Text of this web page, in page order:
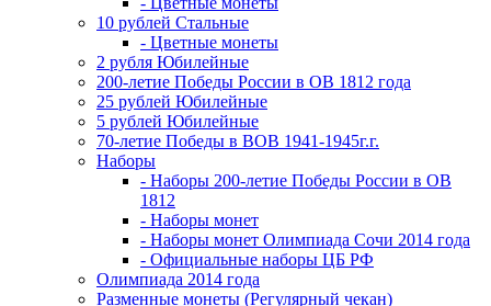
10 рублей Стальные
- Цветные монеты
2 рубля Юбилейные
200-летие Победы России в ОВ 1812 года
25 рублей Юбилейные
5 рублей Юбилейные
70-летие Победы в ВОВ 1941-1945г.г.
Наборы
- Наборы 200-летие Победы России в ОВ
1812
- Наборы монет
- Наборы монет Олимпиада Сочи 2014 года
- Официальные наборы ЦБ РФ
Олимпиада 2014 года
Разменные монеты (Регулярный чекан)